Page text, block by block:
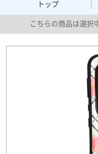
トップ
こちらの商品は選択